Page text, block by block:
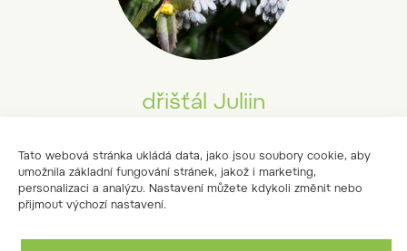
Tato webová stránka ukládá data, jako jsou soubory cookie, aby
umožnila základní fungování stránek, jakož i marketing,
personalizaci a analýzu. Nastavení můžete kdykoli změnit nebo
přijmout výchozí nastavení.
dřišťál Juliin